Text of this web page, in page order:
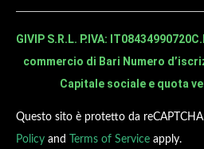
GIVIP S.R.L. P.IVA: IT08434990720
commercio di Bari Numero
Capitale sociale e quota
Questo sito è protetto da
Policy and Terms of Service apply.